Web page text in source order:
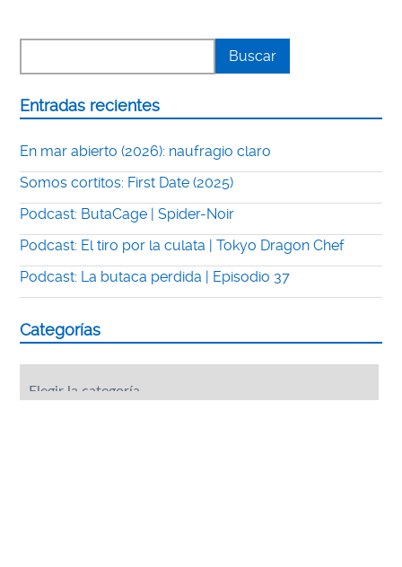
Entradas recientes
En mar abierto (2026): naufragio claro
Somos cortitos: First Date (2025)
Podcast: ButaCage | Spider-Noir
Podcast: El tiro por la culata | Tokyo Dragon Chef
Podcast: La butaca perdida | Episodio 37
Categorías